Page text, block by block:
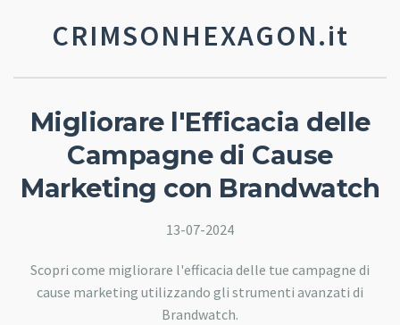
CRIMSONHEXAGON.it
Migliorare l'Efficacia delle
Campagne di Cause
Marketing con Brandwatch
13-07-2024
Scopri come migliorare l'efficacia delle tue campagne di
cause marketing utilizzando gli strumenti avanzati di
Brandwatch.